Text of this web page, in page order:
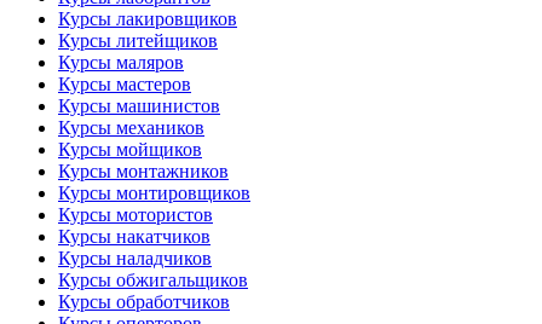
Курсы лакировщиков
Курсы литейщиков
Курсы маляров
Курсы мастеров
Курсы машинистов
Курсы механиков
Курсы мойщиков
Курсы монтажников
Курсы монтировщиков
Курсы мотористов
Курсы накатчиков
Курсы наладчиков
Курсы обжигальщиков
Курсы обработчиков